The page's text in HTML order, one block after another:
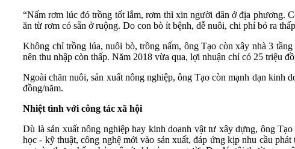
“Nấm rơm lúc đó trồng tốt lắm, rơm thì xin người dân ở địa phương.
ăn từ rơm có sẵn ở ruộng. Do con bò ít bệnh, dễ nuôi, chi phí bỏ ra
Không chỉ trồng lúa, nuôi bò, trồng nấm, ông Tạo còn xây nhà 3
nên thu nhập còn thấp. Năm 2018 vừa qua, lợi nhuận chỉ có 25 triệu
Ngoài chăn nuôi, sản xuất nông nghiệp, ông Tạo còn mạnh dạn
đồng/năm.
Nhiệt tình với công tác xã hội
Dù là sản xuất nông nghiệp hay kinh doanh vật tư xây dựng, ông
học - kỹ thuật, công nghệ mới vào sản xuất, đáp ứng kịp nhu cầu